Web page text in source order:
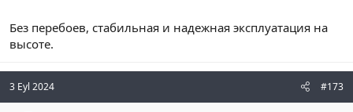
Без перебоев, стабильная и надежная эксплуатация на
высоте.
3 Eyl 2024 #173